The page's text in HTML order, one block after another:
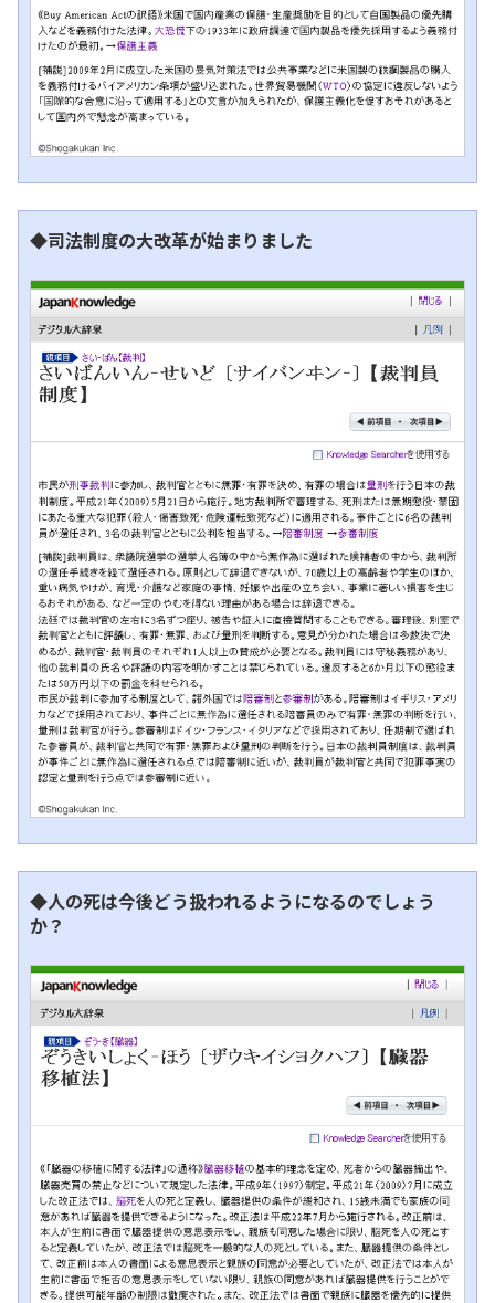
◆司法制度の大改革が始まりました
◆人の死は今後どう扱われるようになるのでしょう
か？